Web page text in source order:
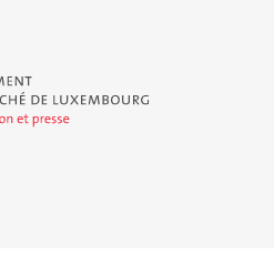
de Luxembourg - Service